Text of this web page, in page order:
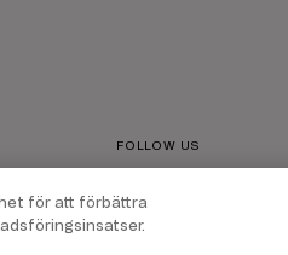
FOLLOW US
för att förbättra